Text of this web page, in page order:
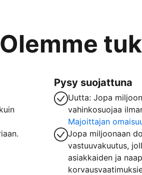
Pysy suojattuna
Uutta: Jopa
vahinkosuojaa
Majoittajan
Jopa miljoonaan
vastuuvakuutus,
asiakkaiden ja